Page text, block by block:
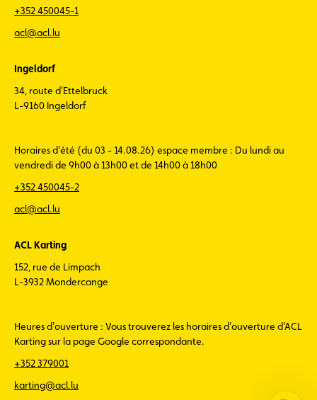
+352 450045-1
acl@acl.lu
Ingeldorf
34, route d'Ettelbruck
L-9160 Ingeldorf
Horaires d'été (du 03 - 14.08.26) espace membre : Du lundi au
vendredi de 9h00 à 13h00 et de 14h00 à 18h00
+352 450045-2
acl@acl.lu
ACL Karting
152, rue de Limpach
L-3932 Mondercange
Heures d'ouverture : Vous trouverez les horaires d'ouverture d'ACL
Karting sur la page Google correspondante.
+352 379001
karting@acl.lu